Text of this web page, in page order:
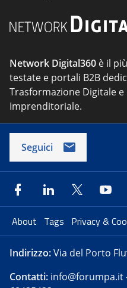
Network Digital360 è il
testate e portali B2B
Trasformazione Digitale
Imprenditoriale.
Seguici
About Tags Privacy &
Indirizzo:Via del Porto
Contatti: info@forumpa.it